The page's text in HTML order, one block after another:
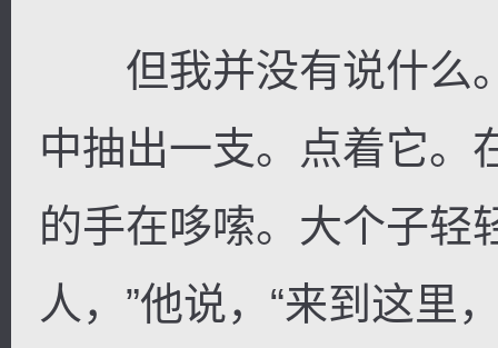
但我并没有说什么
中抽出一支。点着它。
的手在哆嗦。大个子轻
人，”他说，“来到这里